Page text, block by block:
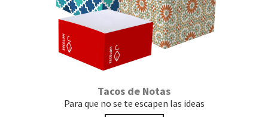
Tacos de Notas
Para que no se te escapen las ideas